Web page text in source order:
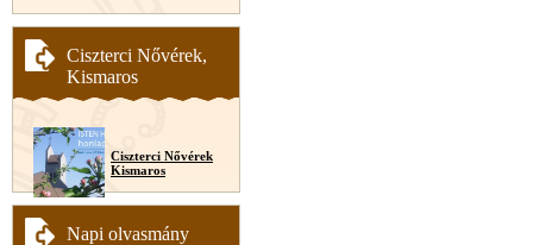
Ciszterci Nővérek,
Kismaros
Ciszterci Nővérek
Kismaros
Napi olvasmány